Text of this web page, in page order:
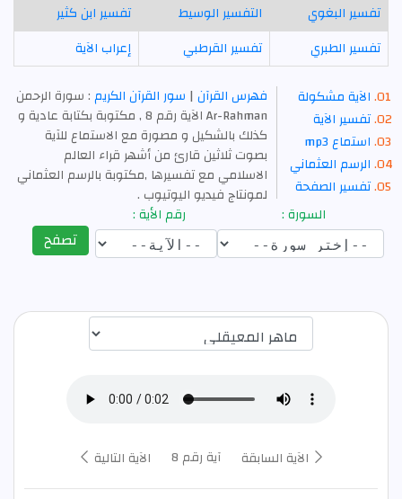
تفسير البغوي
التفسير الوسيط
تفسير ابن كثير
تفسير الطبري
تفسير القرطبي إعراب الآية
الآية مشكولة
تفسير الآية
استماع mp3
الرسم العثماني
تفسير الصفحة
فهرس القرآن | سور القرآن الكريم: سورة الرحمن
Ar-Rahman الآية رقم 8 , مكتوبة بكتابة عادية و
كذلك بالشكيل و مصورة مع الاستماع للآية
بصوت ثلاثين قارئ من أشهر قراء العالم
الاسلامي مع تفسيرها ,مكتوبة بالرسم العثماني
لمونتاج فيديو اليوتيوب .
السورة :
رقم الأية :
تصفح
اختيار قارئ الآية
الآية السابقة آية رقم 8 الآية التالية